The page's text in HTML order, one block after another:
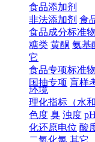
食品添加剂
非法添加剂 食
食品成分标准
糖类 黄酮 氨基
它
食品专项标准
国抽专项 盲样
环境
理化指标（水和
色度 臭 浊度 pH
化还原电位 酸
二氧化氯 其它